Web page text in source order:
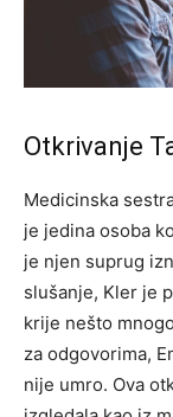
Otkrivanje
Medicinska
je jedina osoba
je njen suprug
slušanje, Kler je
krije nešto
za odgovorima,
nije umro. Ova